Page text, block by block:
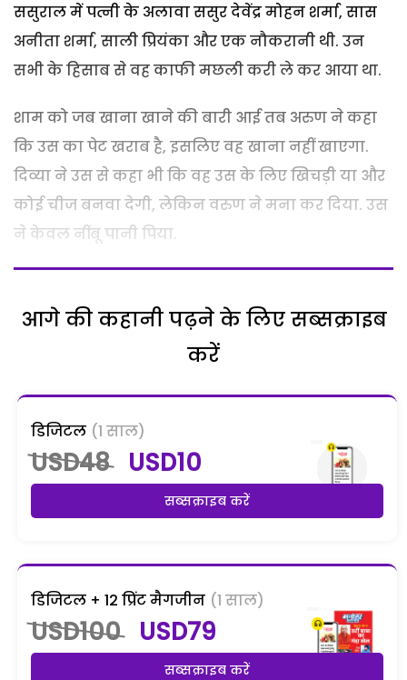
ससुराल में पत्नी के अलावा ससुर देवेंद्र मोहन शर्मा, सास
अनीता शर्मा, साली प्रियंका और एक नौकरानी थी. उन
सभी के हिसाब से वह काफी मछली करी ले कर आया था.
शाम को जब खाना खाने की बारी आई तब अरुण ने कहा
कि उस का पेट खराब है, इसलिए वह खाना नहीं खाएगा.
दिव्या ने उस से कहा भी कि वह उस के लिए खिचड़ी या और
कोई चीज बनवा देगी, लेकिन वरुण ने मना कर दिया. उस
ने केवल नींबू पानी पिया.
आगे की कहानी पढ़ने के लिए सब्सक्राइब
करें
डिजिटल (1 साल)
USD48 USD10
सब्सक्राइब करें
डिजिटल + 12 प्रिंट मैगजीन (1 साल)
USD100 USD79
सब्सक्राइब करें